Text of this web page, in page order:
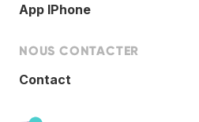
App IPhone
NOUS CONTACTER
Contact